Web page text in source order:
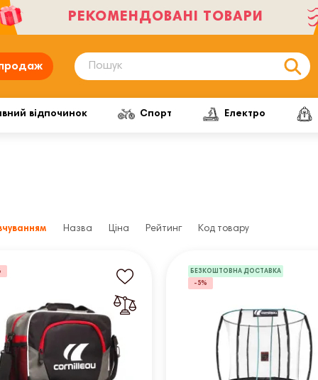
РЕКОМЕНДОВАНІ ТОВАРИ
відпочинок Спорт Електро
Назва Ціна Рейтинг Код товару
БЕЗКОШТОВНА ДОСТАВКА
-5%